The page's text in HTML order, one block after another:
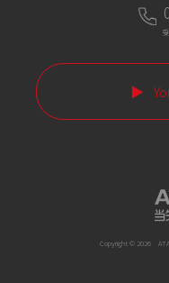
Copyright © 2026